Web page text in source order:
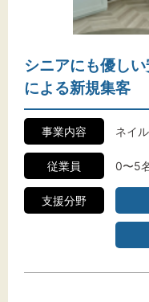
シニアにも優し
による新規集客
事業内容 ネイ
従業員 0〜5
支援分野